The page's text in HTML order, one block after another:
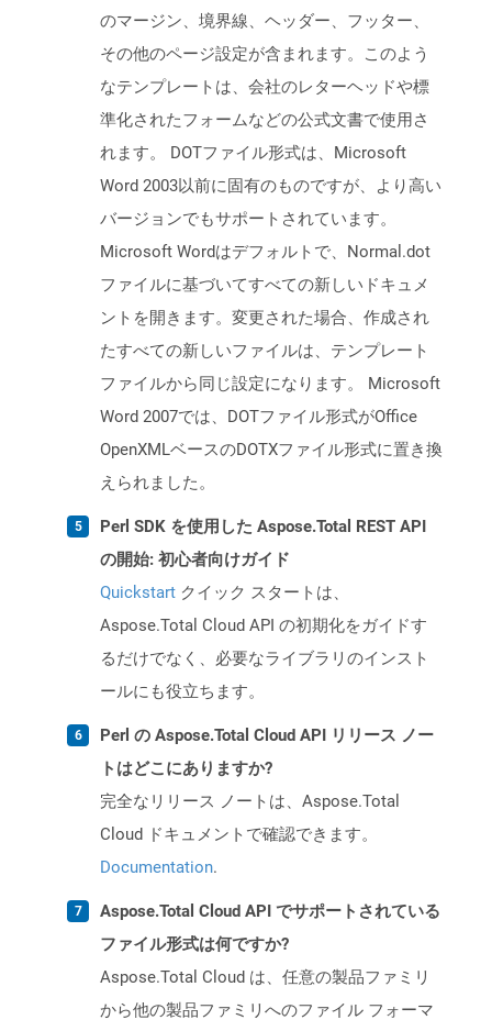
のマージン、境界線、ヘッダー、フッター、
その他のページ設定が含まれます。このよう
なテンプレートは、会社のレターヘッドや標
準化されたフォームなどの公式文書で使用さ
れます。 DOTファイル形式は、Microsoft
Word 2003以前に固有のものですが、より高い
バージョンでもサポートされています。
Microsoft Wordはデフォルトで、Normal.dot
ファイルに基づいてすべての新しいドキュメ
ントを開きます。変更された場合、作成され
たすべての新しいファイルは、テンプレート
ファイルから同じ設定になります。 Microsoft
Word 2007では、DOTファイル形式がOffice
OpenXMLベースのDOTXファイル形式に置き換
えられました。
Perl SDK を使用した Aspose.Total REST API
の開始: 初心者向けガイド
Quickstart クイック スタートは、
Aspose.Total Cloud API の初期化をガイドす
るだけでなく、必要なライブラリのインスト
ールにも役立ちます。
Perl の Aspose.Total Cloud API リリース ノー
トはどこにありますか?
完全なリリース ノートは、Aspose.Total
Cloud ドキュメントで確認できます。
Documentation.
Aspose.Total Cloud API でサポートされている
ファイル形式は何ですか?
Aspose.Total Cloud は、任意の製品ファミリ
から他の製品ファミリへのファイル フォーマ